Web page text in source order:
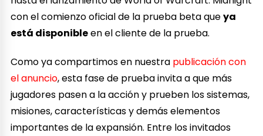
con el comienzo oficial de la prueba beta queya
está disponibleen el cliente de la prueba.
Como ya compartimos en nuestra publicación con
el anuncio, esta fase de prueba invita a que más
jugadores pasen a la acción y prueben los sistemas,
misiones, características y demás elementos
importantes de la expansión. Entre los invitados